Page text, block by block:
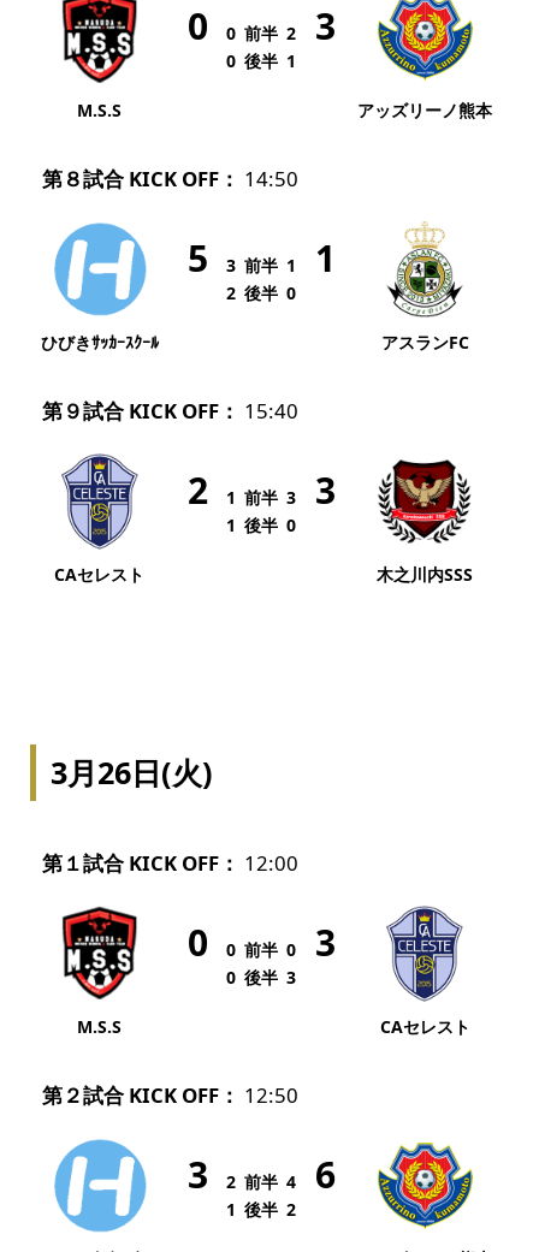
M.S.S
0 0 前半 2 3
0 後半 1
アッズリーノ熊本
第８試合 KICK OFF： 14:50
ひびきｻｯｶｰｽｸｰﾙ
5 3 前半 1 1
2 後半 0
アスランFC
第９試合 KICK OFF： 15:40
CAセレスト
2 1 前半 3 3
1 後半 0
木之川内SSS
3月26日(火)
第１試合 KICK OFF： 12:00
M.S.S
0 0 前半 0 3
0 後半 3
CAセレスト
第２試合 KICK OFF： 12:50
3 2 前半 4 6
1 後半 2